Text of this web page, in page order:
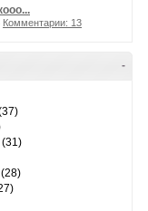
Комментарии: 13
-
(31)
(28)